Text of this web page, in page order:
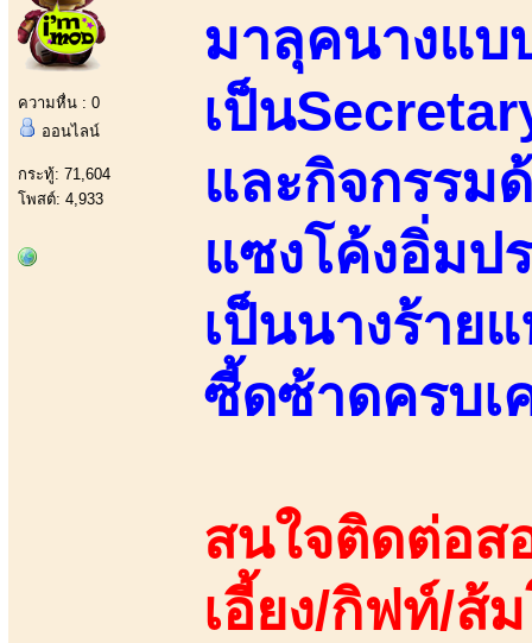
ความหื่น : 0
ออนไลน์
กระทู้: 71,604
โพสต์: 4,933
มาลุคนางแบ
เป็น
และกิจกรรม
แซงโค้งอิ่มป
เป็นนางร้าย
ซี้ดซ้าดครบเ
สนใจติดต่อส
เอี้ยง/กิฟท์/ส้